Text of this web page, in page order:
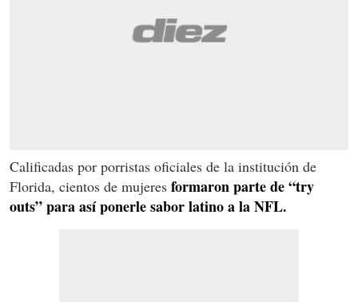
Calificadas por porristas oficiales de la institución de
Florida, cientos de mujeres formaron parte de “try
outs” para así ponerle sabor latino a la NFL.